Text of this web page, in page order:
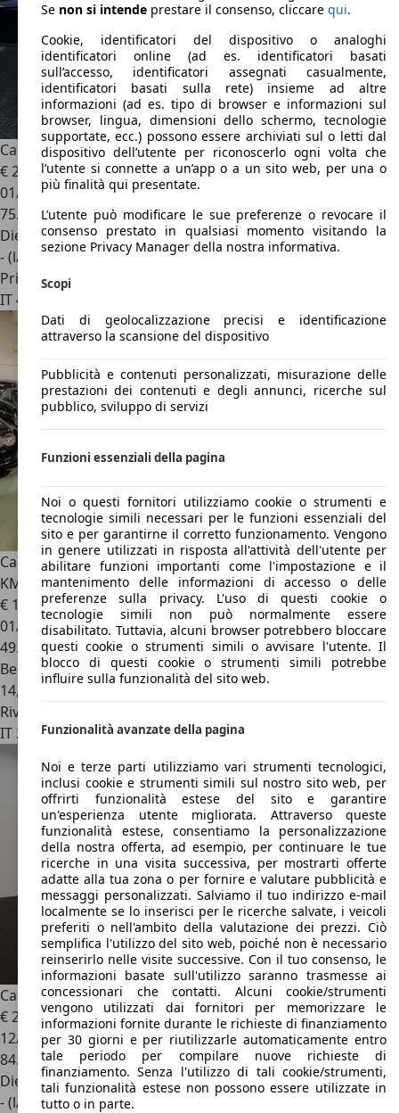
Cadillac XT4Premium
€ 23.400
01/2023
75.000 km
Diesel
- (l/100 km)
Privato
IT 46037
Cadillac SRXSRX I 2004 3.6 V6 Sport Luxury awd auto 49000
KM
€ 13.458
01/2010
49.000 km
Benzina
14,0 l/100 km (comb.)
Rivenditore
IT 25060Cellatica - Bs
Cadillac XT4XT4 2.0 td Premium Luxury awd auto
€ 25.4001
12/2022
84.924 km
Diesel
- (l/100 km)
Se non si intende prestare il consenso, cliccare qui.
Cookie, identificatori del dispositivo o analoghi
identificatori online (ad es. identificatori basati
sull’accesso, identificatori assegnati casualmente,
identificatori basati sulla rete) insieme ad altre
informazioni (ad es. tipo di browser e informazioni sul
browser, lingua, dimensioni dello schermo, tecnologie
supportate, ecc.) possono essere archiviati sul o letti dal
dispositivo dell’utente per riconoscerlo ogni volta che
l’utente si connette a un’app o a un sito web, per una o
più finalità qui presentate.
L’utente può modificare le sue preferenze o revocare il
consenso prestato in qualsiasi momento visitando la
sezione Privacy Manager della nostra informativa.
Scopi
Dati di geolocalizzazione precisi e identificazione
attraverso la scansione del dispositivo
Pubblicità e contenuti personalizzati, misurazione delle
prestazioni dei contenuti e degli annunci, ricerche sul
pubblico, sviluppo di servizi
Funzioni essenziali della pagina
Noi o questi fornitori utilizziamo cookie o strumenti e
tecnologie simili necessari per le funzioni essenziali del
sito e per garantirne il corretto funzionamento. Vengono
in genere utilizzati in risposta all'attività dell'utente per
abilitare funzioni importanti come l'impostazione e il
mantenimento delle informazioni di accesso o delle
preferenze sulla privacy. L'uso di questi cookie o
tecnologie simili non può normalmente essere
disabilitato. Tuttavia, alcuni browser potrebbero bloccare
questi cookie o strumenti simili o avvisare l'utente. Il
blocco di questi cookie o strumenti simili potrebbe
influire sulla funzionalità del sito web.
Funzionalità avanzate della pagina
Noi e terze parti utilizziamo vari strumenti tecnologici,
inclusi cookie e strumenti simili sul nostro sito web, per
offrirti funzionalità estese del sito e garantire
un'esperienza utente migliorata. Attraverso queste
funzionalità estese, consentiamo la personalizzazione
della nostra offerta, ad esempio, per continuare le tue
ricerche in una visita successiva, per mostrarti offerte
adatte alla tua zona o per fornire e valutare pubblicità e
messaggi personalizzati. Salviamo il tuo indirizzo e-mail
localmente se lo inserisci per le ricerche salvate, i veicoli
preferiti o nell'ambito della valutazione dei prezzi. Ciò
semplifica l'utilizzo del sito web, poiché non è necessario
reinserirlo nelle visite successive. Con il tuo consenso, le
informazioni basate sull'utilizzo saranno trasmesse ai
concessionari che contatti. Alcuni cookie/strumenti
vengono utilizzati dai fornitori per memorizzare le
informazioni fornite durante le richieste di finanziamento
per 30 giorni e per riutilizzarle automaticamente entro
tale periodo per compilare nuove richieste di
finanziamento. Senza l'utilizzo di tali cookie/strumenti,
tali funzionalità estese non possono essere utilizzate in
tutto o in parte.